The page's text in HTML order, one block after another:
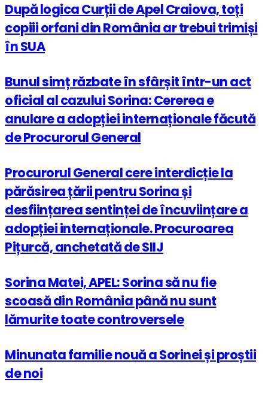
După logica Curții de Apel Craiova, toți
copiii orfani din România ar trebui trimiși
în SUA
Bunul simț răzbate în sfârșit într-un act
oficial al cazului Sorina: Cererea e
anulare a adopției internaționale făcută
de Procurorul General
Procurorul General cere interdicție la
părăsirea țării pentru Sorina și
desființarea sentinței de încuviințare a
adopției internaționale. Procuroarea
Pițurcă, anchetată de SIIJ
Sorina Matei, APEL: Sorina să nu fie
scoasă din România până nu sunt
lămurite toate controversele
Minunata familie nouă a Sorinei și proștii
de noi